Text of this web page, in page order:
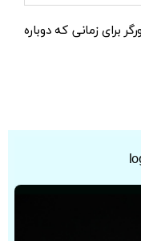
برای زمانی که دوباره